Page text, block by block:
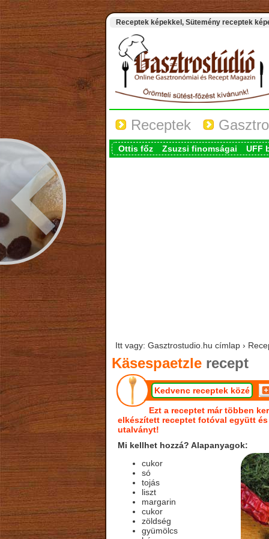
Receptek képekkel, Sütemény receptek
Receptek
Ottis főz Zsuzsi finomságai UFF
Itt vagy: Gasztrostudio.hu címlap ›
Käsespaetzlerecept
Kedvenc receptek közé
Ezt a receptet már többen
elkészített receptet fotóval együtt
utalványt!
Mi kellhet hozzá? Alapanyagok:
cukor
só
tojás
liszt
margarin
cukor
zöldség
gyümölcs